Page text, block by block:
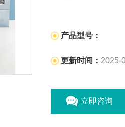
产品型号：
更新时间： 2025-
立即咨询